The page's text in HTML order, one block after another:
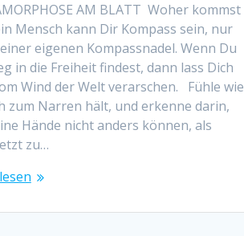
AM BLATT Woher kommst
Mensch kann Dir Kompass sein, nur
eigenen Kompassnadel. Wenn Du
in die Freiheit findest, dann lass Dich
Wind der Welt verarschen. Fühle wie
zum Narren hält, und erkenne darin,
Hände nicht anders können, als
zu…